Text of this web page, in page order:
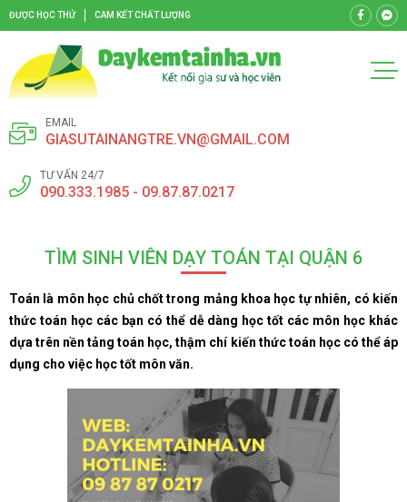
ĐƯỢC HỌC THỬ CAM KẾT CHẤT LƯỢNG
EMAIL
GIASUTAINANGTRE.VN@GMAIL.COM
TƯ VẤN 24/7
090.333.1985 - 09.87.87.0217
TÌM SINH VIÊN DẠY TOÁN TẠI QUẬN 6
Toán là môn học chủ chốt trong mảng khoa học tự nhiên, có kiến
thức toán học các bạn có thể dễ dàng học tốt các môn học khác
dựa trên nền tảng toán học, thậm chí kiến thức toán học có thể áp
dụng cho việc học tốt môn văn.